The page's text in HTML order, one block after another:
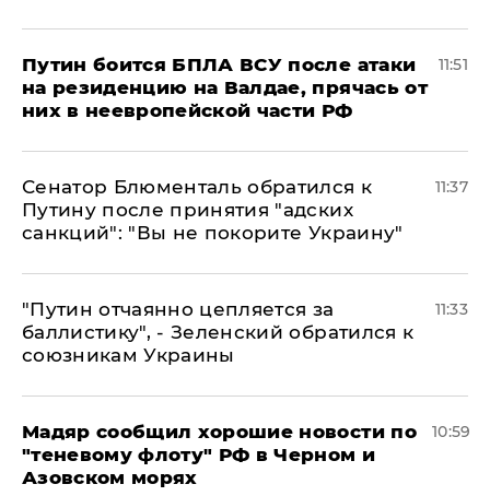
Путин боится БПЛА ВСУ после атаки
на резиденцию на Валдае, прячась от
них в неевропейской части РФ
11:51
Сенатор Блюменталь обратился к
Путину после принятия "адских
санкций": "Вы не покорите Украину"
11:37
"Путин отчаянно цепляется за
баллистику", - Зеленский обратился к
союзникам Украины
11:33
Мадяр сообщил хорошие новости по
"теневому флоту" РФ в Черном и
Азовском морях
10:59